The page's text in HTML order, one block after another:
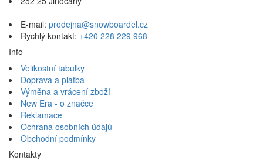
E-mail: prodejna@snowboardel.cz
Rychlý kontakt: +420 228 229 968
Info
Velikostní tabulky
Doprava a platba
Výměna a vrácení zboží
New Era - o značce
Reklamace
Ochrana osobních údajů
Obchodní podmínky
Kontakty